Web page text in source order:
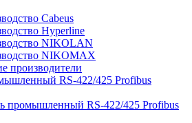
Cabeus
Hyperline
NIKOLAN
NIKOMAX
производители
RS-422/425 Profibus
промышленный RS-422/425 Profibus